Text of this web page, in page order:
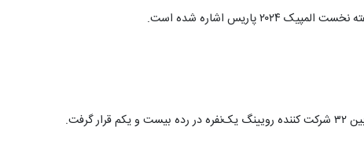
پاریس اشاره شده است.
گرفت.